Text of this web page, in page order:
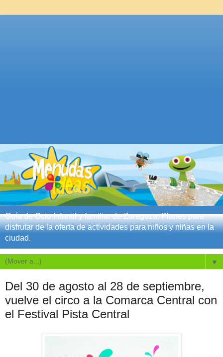
Guía de Ocio Infantil y familiar de Zaragoza. Planes para
disfrutar de la oferta de actividades para niños y niñas en la
ciudad.
▼
Del 30 de agosto al 28 de septiembre,
vuelve el circo a la Comarca Central con
el Festival Pista Central